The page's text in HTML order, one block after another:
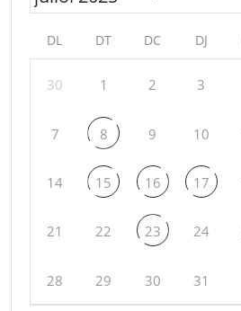
DL DT DC DJ
30 1 2 3
7 8 9 10
14 15 16 17
21 22 23 24
28 29 30 31